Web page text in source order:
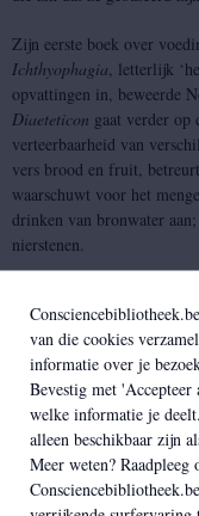
van die cookies
informatie over je
Bevestig met
welke informatie je
alleen beschikbaar zijn
Meer weten? Raadpleeg
Zijn eerste boek over
Ichthyophagia, letterlijk
opvattingen in, beweerde
Diaeteticon gaat verder op
verteerbaarheid van
vers brood en fruit,
waarschuwt voor het
drinken van bronwater
nierstenen.
Gerelateerd